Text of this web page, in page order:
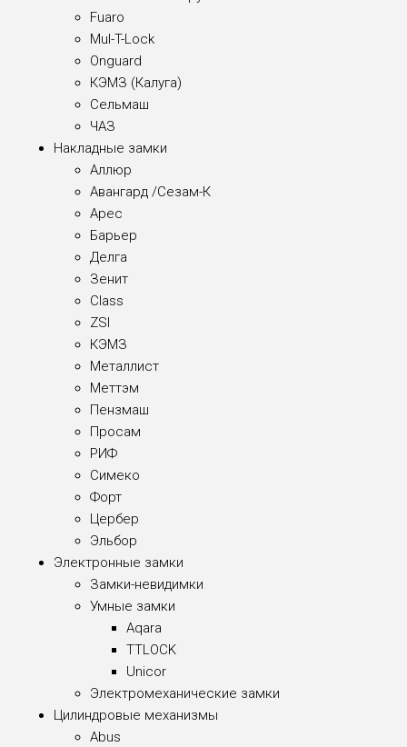
Fuaro
Mul-T-Lock
Onguard
КЭМЗ (Калуга)
Сельмаш
ЧАЗ
Накладные замки
Аллюр
Авангард /Сезам-К
Арес
Барьер
Делга
Зенит
Class
ZSI
КЭМЗ
Металлист
Меттэм
Пензмаш
Просам
РИФ
Симеко
Форт
Цербер
Эльбор
Электронные замки
Замки-невидимки
Умные замки
Aqara
TTLOCK
Unicor
Электромеханические замки
Цилиндровые механизмы
Abus